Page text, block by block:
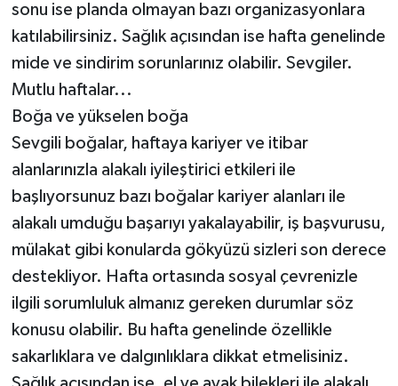
sonu ise planda olmayan bazı organizasyonlara
katılabilirsiniz. Sağlık açısından ise hafta genelinde
mide ve sindirim sorunlarınız olabilir. Sevgiler.
Mutlu haftalar...
Boğa ve yükselen boğa
Sevgili boğalar, haftaya kariyer ve itibar
alanlarınızla alakalı iyileştirici etkileri ile
başlıyorsunuz bazı boğalar kariyer alanları ile
alakalı umduğu başarıyı yakalayabilir, iş başvurusu,
mülakat gibi konularda gökyüzü sizleri son derece
destekliyor. Hafta ortasında sosyal çevrenizle
ilgili sorumluluk almanız gereken durumlar söz
konusu olabilir. Bu hafta genelinde özellikle
sakarlıklara ve dalgınlıklara dikkat etmelisiniz.